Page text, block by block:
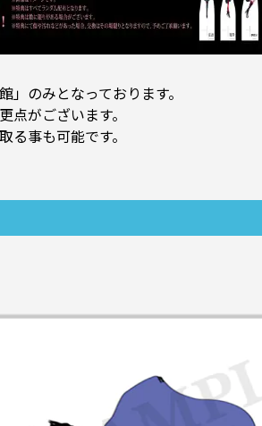
のみとなっております。
がございます。
事も可能です。